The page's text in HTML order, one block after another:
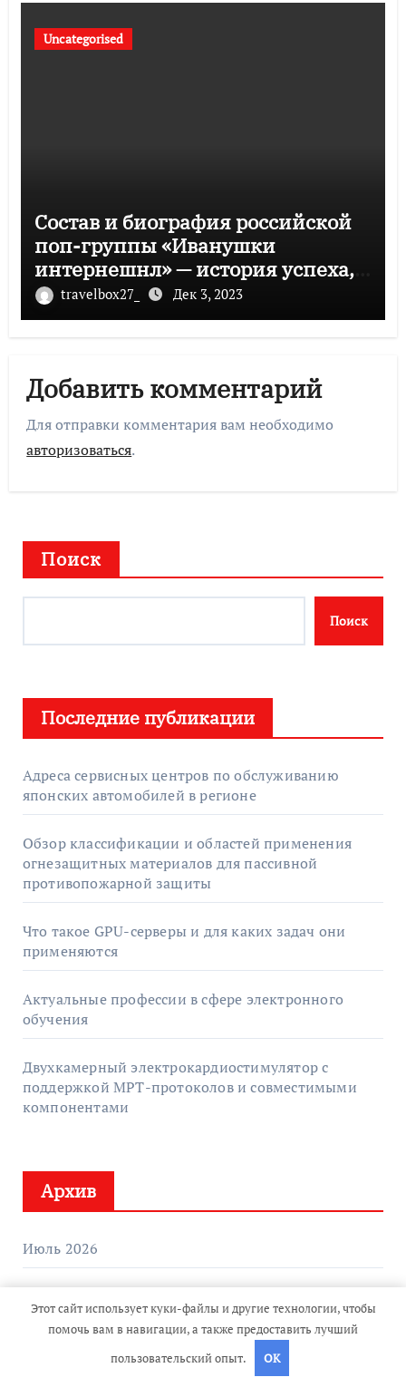
Uncategorised
Состав и биография российской
поп-группы «Иванушки
интернешнл» — история успеха,
музыка и судьбы участников
travelbox27_ Дек 3, 2023
Добавить комментарий
Для отправки комментария вам необходимо
авторизоваться.
Поиск
Поиск
Последние публикации
Адреса сервисных центров по обслуживанию
японских автомобилей в регионе
Обзор классификации и областей применения
огнезащитных материалов для пассивной
противопожарной защиты
Что такое GPU-серверы и для каких задач они
применяются
Актуальные профессии в сфере электронного
обучения
Двухкамерный электрокардиостимулятор с
поддержкой МРТ-протоколов и совместимыми
компонентами
Архив
Июль 2026
Этот сайт использует куки-файлы и другие технологии, чтобы
помочь вам в навигации, а также предоставить лучший
пользовательский опыт.
OK